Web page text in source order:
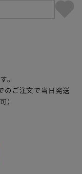
。
のご注文で当日発送
）